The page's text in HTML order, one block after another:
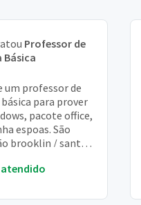
Professor de
um professor de
para prover
pacote office,
espoas. São
brooklin / santo